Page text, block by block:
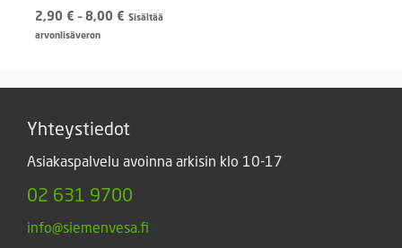
2,90 € – 8,00 € Hintaluokka:
Sisältää
arvonlisäveron
Yhteystiedot
Asiakaspalvelu avoinna arkisin klo 10-17
02 631 9700
info@siemenvesa.fi